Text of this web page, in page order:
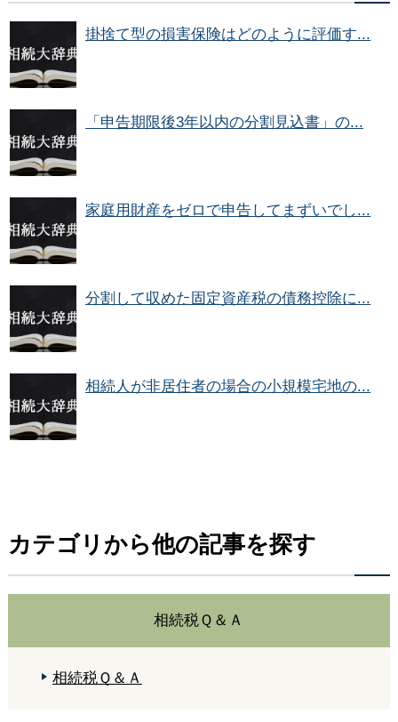
掛捨て型の損害保険はどのように評価す...
「申告期限後3年以内の分割見込書」の...
家庭用財産をゼロで申告してまずいでし...
分割して収めた固定資産税の債務控除に...
相続人が非居住者の場合の小規模宅地の...
カテゴリから他の記事を探す
相続税Ｑ＆Ａ
相続税Ｑ＆Ａ